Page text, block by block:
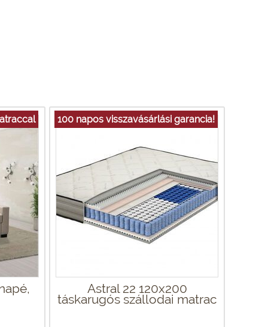
100 napos visszavásárlási garancia!
Astral 22 120x200
táskarugós szállodai matrac